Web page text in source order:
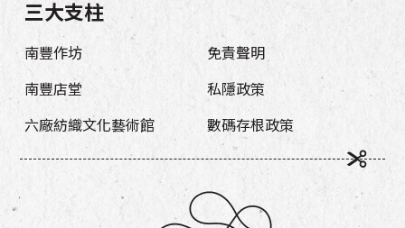
三大支柱
南豐作坊
南豐店堂
六廠紡織文化藝術館
免責聲明
私隱政策
數碼存根政策